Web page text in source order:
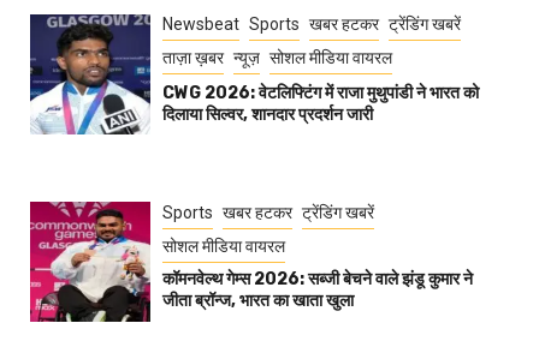
Newsbeat Sports खबर हटकर ट्रेंडिंग खबरें
ताज़ा ख़बर न्यूज़ सोशल मीडिया वायरल
CWG 2026: वेटलिफ्टिंग में राजा मुथुपांडी ने भारत को
दिलाया सिल्वर, शानदार प्रदर्शन जारी
Sports खबर हटकर ट्रेंडिंग खबरें
सोशल मीडिया वायरल
कॉमनवेल्थ गेम्स 2026: सब्जी बेचने वाले झंडू कुमार ने
जीता ब्रॉन्ज, भारत का खाता खुला